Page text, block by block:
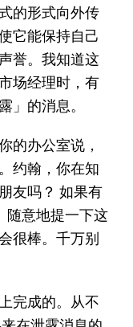
的形式向外传
它能保持自己
誉。我知道这
场经理时，有
」的消息。
的办公室说，
约翰，你在知
友吗？ 如果有
随意地提一下这
很棒。千万别
完成的。从不